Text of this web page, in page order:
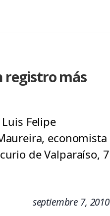
registro más
Felipe
economista
de Valparaíso, 7
septiembre 7, 2010